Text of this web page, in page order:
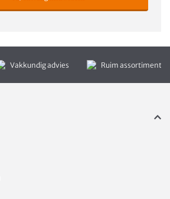
Vakkundig advies Ruim assortiment